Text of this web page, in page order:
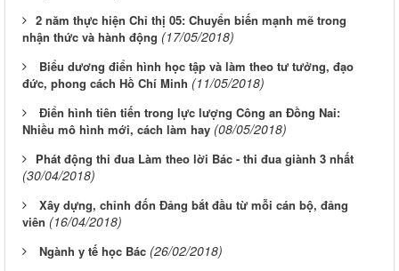
​​2 năm thực hiện Chỉ thị 05: Chuyển biến mạnh mẽ trong
nhận thức và hành động (17/05/2018)
Biểu dương điển hình học tập và làm theo tư tưởng, đạo
đức, phong cách Hồ Chí Minh (11/05/2018)
Điển hình tiên tiến trong lực lượng Công an Đồng Nai:
Nhiều mô hình mới, cách làm hay (08/05/2018)
​Phát động thi đua Làm theo lời Bác - thi đua giành 3 nhất
(30/04/2018)
Xây dựng, chỉnh đốn Đảng bắt đầu từ mỗi cán bộ, đảng
viên (16/04/2018)
Ngành y tế học Bác (26/02/2018)
Từ ngày 03/8/2026 đến ngày 09/8/2026